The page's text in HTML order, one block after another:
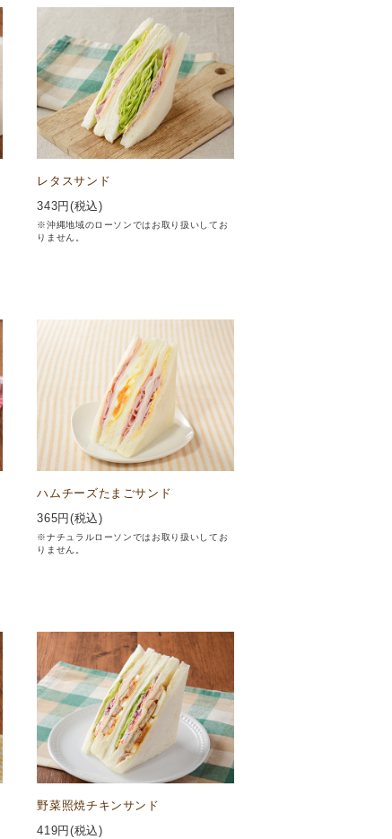
レタスサンド
343円(税込)
※沖縄地域のローソンではお取り扱いしてお
りません。
ハムチーズたまごサンド
365円(税込)
※ナチュラルローソンではお取り扱いしてお
りません。
野菜照焼チキンサンド
419円(税込)